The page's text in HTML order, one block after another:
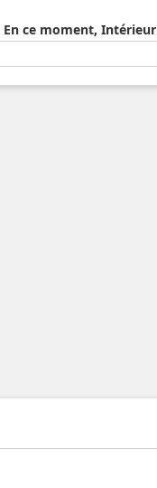
En ce moment,Intérieur